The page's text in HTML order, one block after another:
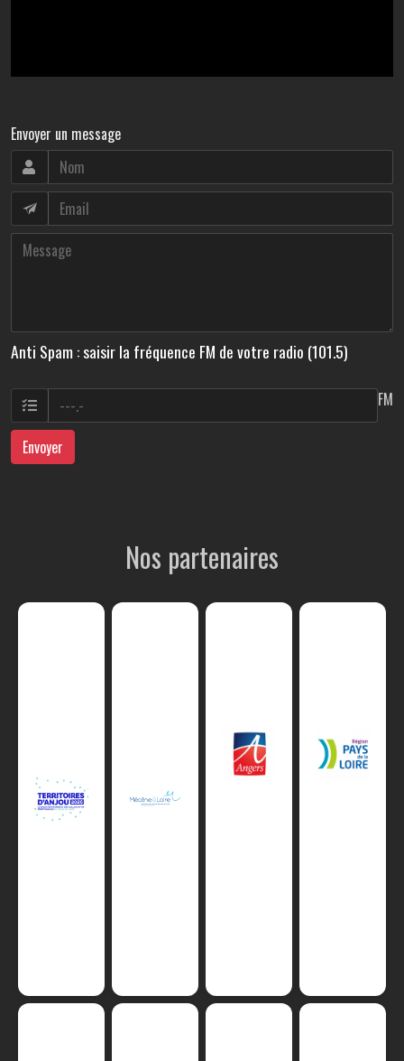
Envoyer un message
Anti Spam : saisir la fréquence FM de votre radio (101.5)
FM
Envoyer
Nos partenaires